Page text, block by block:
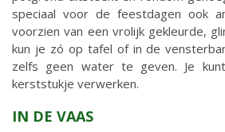
speciaal voor de feestdagen ook
voorzien van een vrolijk gekleurde,
kun je zó op tafel of in de
zelfs geen water te geven. Je
kerststukje verwerken.
IN DE VAAS